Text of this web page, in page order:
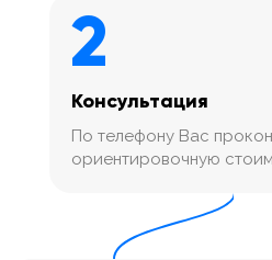
2
Консультация
По телефону Вас
ориентировочную